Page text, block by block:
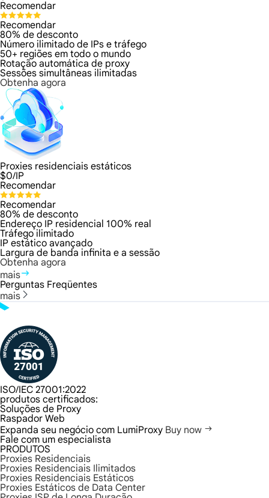
Recomendar
Recomendar
80% de desconto
Número ilimitado de IPs e tráfego
50+ regiões em todo o mundo
Rotação automática de proxy
Sessões simultâneas ilimitadas
Obtenha agora
Proxies residenciais estáticos
$0/IP
Recomendar
Recomendar
80% de desconto
Endereço IP residencial 100% real
Tráfego ilimitado
IP estático avançado
Largura de banda infinita e a sessão
Obtenha agora
mais
Perguntas Freqüentes
mais
ISO/IEC 27001:2022
produtos certificados:
Soluções de Proxy
Raspador Web
Expanda seu negócio com LumiProxy Buy now
Fale com um especialista
PRODUTOS
Proxies Residenciais
Proxies Residenciais Ilimitados
Proxies Residenciais Estáticos
Proxies Estáticos de Data Center